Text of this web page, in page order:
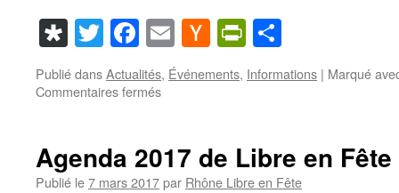
Diaspora
TwitterFacebook
EmailHacker
News
PrintFriendly
Publié dansActualités, Événements, Informations | Marqué
Commentaires ferméssur
Libre
en
Agenda 2017 de Libre en
Publié le7 mars 2017par Rhône Libre en Fête